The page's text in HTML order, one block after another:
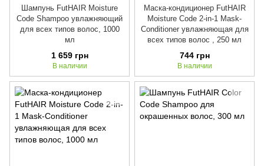
Шампунь FutHAIR Moisture
Code Shampoo увлажняющий
для всех типов волос, 1000
мл
1 659 грн
В наличии
Маска-кондиционер FutHAIR
Moisture Code 2-in-1 Mask-
Conditioner увлажняющая для
всех типов волос , 250 мл
744 грн
В наличии